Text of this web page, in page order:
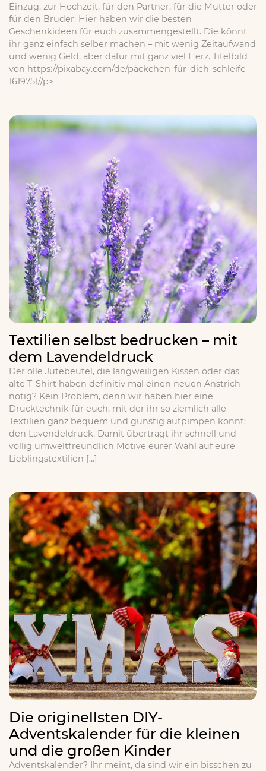
Einzug, zur Hochzeit, für den Partner, für die Mutter oder
für den Bruder: Hier haben wir die besten
Geschenkideen für euch zusammengestellt. Die könnt
ihr ganz einfach selber machen – mit wenig Zeitaufwand
und wenig Geld, aber dafür mit ganz viel Herz. Titelbild
von https://pixabay.com/de/päckchen-für-dich-schleife-
1619751//p>
Textilien selbst bedrucken – mit
dem Lavendeldruck
Der olle Jutebeutel, die langweiligen Kissen oder das
alte T-Shirt haben definitiv mal einen neuen Anstrich
nötig? Kein Problem, denn wir haben hier eine
Drucktechnik für euch, mit der ihr so ziemlich alle
Textilien ganz bequem und günstig aufpimpen könnt:
den Lavendeldruck. Damit übertragt ihr schnell und
völlig umweltfreundlich Motive eurer Wahl auf eure
Lieblingstextilien […]
Die originellsten DIY-
Adventskalender für die kleinen
und die großen Kinder
Adventskalender? Ihr meint, da sind wir ein bisschen zu